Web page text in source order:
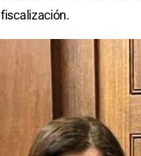
fiscalización.